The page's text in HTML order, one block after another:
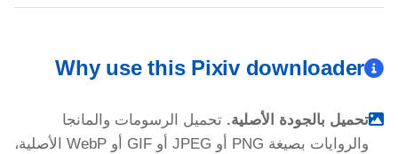
Why use this Pixiv downloader
تحميل بالجودة الأصلية. تحميل الرسومات والمانجا
والروايات بصيغة PNG أو JPEG أو GIF أو WebP الأصلية،